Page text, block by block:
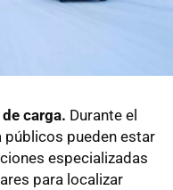
carga. Durante el
públicos pueden estar
especializadas
para localizar